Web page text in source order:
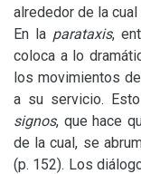
alrededor de la
En la parataxis,
coloca a lo
los movimientos
a su servicio.
signos, que hace
de la cual, se
(p. 152). Los